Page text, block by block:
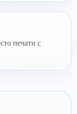
печати с